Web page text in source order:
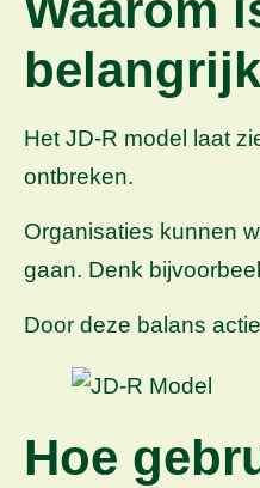
Het JD-R model laat
ontbreken.
Organisaties kunnen
gaan. Denk
Door deze balans
Hoe